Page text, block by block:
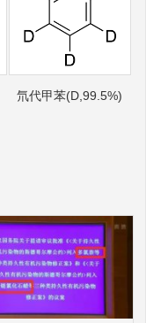
氘代甲苯(D,99.5%)